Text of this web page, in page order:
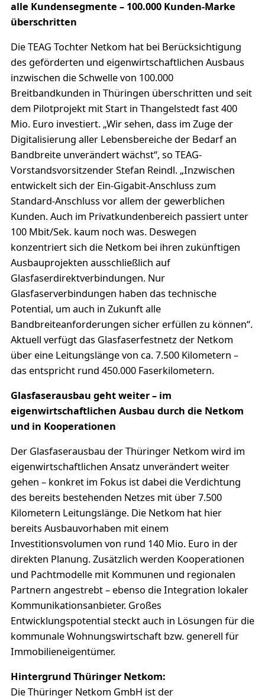
alle Kundensegmente – 100.000 Kunden-Marke
überschritten
Die TEAG Tochter Netkom hat bei Berücksichtigung
des geförderten und eigenwirtschaftlichen Ausbaus
inzwischen die Schwelle von 100.000
Breitbandkunden in Thüringen überschritten und seit
dem Pilotprojekt mit Start in Thangelstedt fast 400
Mio. Euro investiert. „Wir sehen, dass im Zuge der
Digitalisierung aller Lebensbereiche der Bedarf an
Bandbreite unverändert wächst“, so TEAG-
Vorstandsvorsitzender Stefan Reindl. „Inzwischen
entwickelt sich der Ein-Gigabit-Anschluss zum
Standard-Anschluss vor allem der gewerblichen
Kunden. Auch im Privatkundenbereich passiert unter
100 Mbit/Sek. kaum noch was. Deswegen
konzentriert sich die Netkom bei ihren zukünftigen
Ausbauprojekten ausschließlich auf
Glasfaserdirektverbindungen. Nur
Glasfaserverbindungen haben das technische
Potential, um auch in Zukunft alle
Bandbreiteanforderungen sicher erfüllen zu können“.
Aktuell verfügt das Glasfaserfestnetz der Netkom
über eine Leitungslänge von ca. 7.500 Kilometern –
das entspricht rund 450.000 Faserkilometern.
Glasfaserausbau geht weiter – im
eigenwirtschaftlichen Ausbau durch die Netkom
und in Kooperationen
Der Glasfaserausbau der Thüringer Netkom wird im
eigenwirtschaftlichen Ansatz unverändert weiter
gehen – konkret im Fokus ist dabei die Verdichtung
des bereits bestehenden Netzes mit über 7.500
Kilometern Leitungslänge. Die Netkom hat hier
bereits Ausbauvorhaben mit einem
Investitionsvolumen von rund 140 Mio. Euro in der
direkten Planung. Zusätzlich werden Kooperationen
und Pachtmodelle mit Kommunen und regionalen
Partnern angestrebt – ebenso die Integration lokaler
Kommunikationsanbieter. Großes
Entwicklungspotential steckt auch in Lösungen für die
kommunale Wohnungswirtschaft bzw. generell für
Immobilieneigentümer.
Hintergrund Thüringer Netkom:
Die Thüringer Netkom GmbH ist der